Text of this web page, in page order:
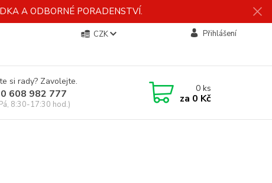
A ODBORNÉ PORADENSTVÍ.
CZK Přihlášení
si rady? Zavolejte.
608 982 777
8:30-17:30 hod.)
0ks
za 0 Kč